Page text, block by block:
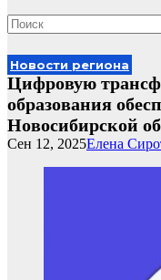
Новости региона
Цифровую
образования
Новосибирской
Елена
Сен 12, 2025